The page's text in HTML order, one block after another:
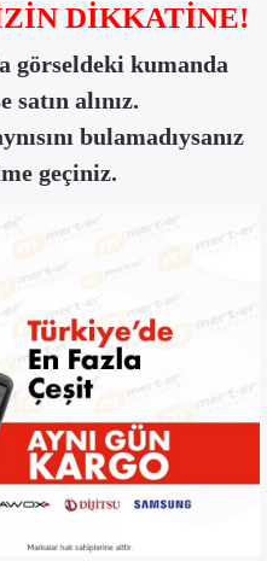
DİKKATİNE!
görseldeki kumanda
satın alınız.
bulamadıysanız
geçiniz.